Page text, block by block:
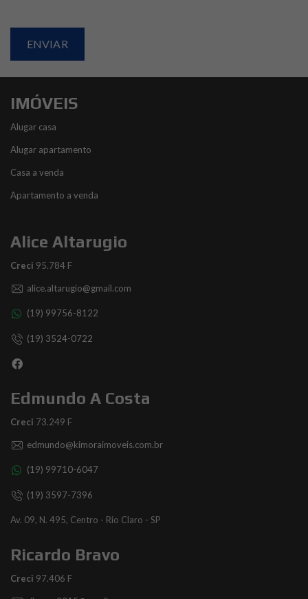
IMÓVEIS
Alugar casa
Alugar apartamento
Casa a venda
Apartamento a venda
Alice Altarugio
Creci 95.784 F
alice.altarugio@gmail.com
(19) 99756-8122
(19) 3524-0722
Edmundo A Costa
Creci 73.249 F
edmundo@kimoraimoveis.com.br
(19) 99710-6047
(19) 3597-7396
Av. 09, N. 495, Centro - Rio Claro - SP
Ricardo Bravo
Creci 97.406 F